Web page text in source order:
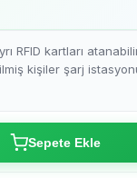
RFID kartları
kişiler şarj
sistemi, site
Sepete Ekle